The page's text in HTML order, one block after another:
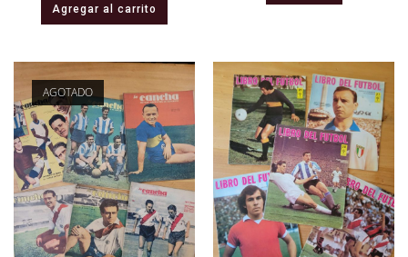
Agregar al carrito
AGOTADO